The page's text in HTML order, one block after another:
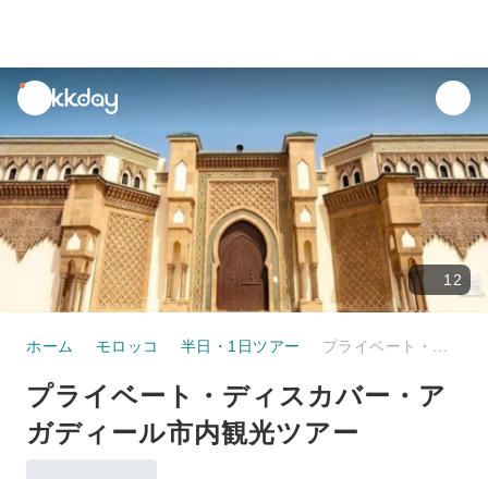
unread
notifications
12
ホーム モロッコ 半日・1日ツアー
プライベート・ディスカバー・ア
ガディール市内観光ツアー